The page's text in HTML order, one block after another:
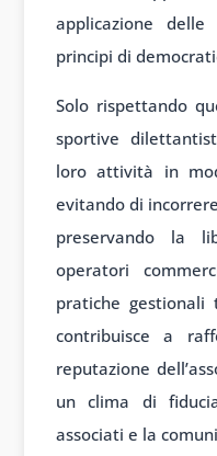
applicazione
principi di
Solo rispettando
sportive
loro attività in
evitando di
preservando la
operatori
pratiche gestionali
contribuisce a
reputazione
un clima di
associati e la